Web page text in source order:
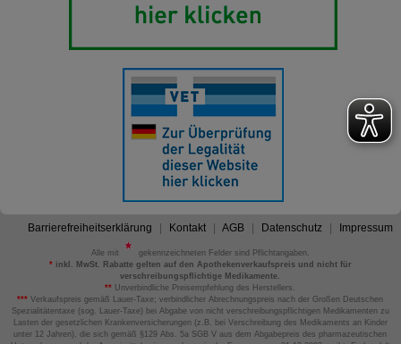
Barrierefreiheitserklärung Kontakt AGB Datenschutz Impressum
Alle mit
gekennzeichneten Felder sind Pflichtangaben.
*inkl. MwSt. Rabatte gelten auf den Apothekenverkaufspreis und nicht für
verschreibungspflichtige Medikamente.
** Unverbindliche Preisempfehlung des Herstellers.
*** Verkaufspreis gemäß Lauer-Taxe; verbindlicher Abrechnungspreis nach der Großen Deutschen
Spezialitätentaxe (sog. Lauer-Taxe) bei Abgabe von nicht verschreibungspflichtigen Medikamenten zu
Lasten der gesetzlichen Krankenversicherungen (z.B. bei Verschreibung des Medikaments an Kinder
unter 12 Jahren), die sich gemäß §129 Abs. 5a SGB V aus dem Abgabepreis des pharmazeutischen